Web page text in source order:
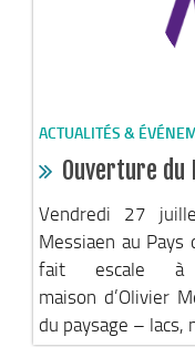
Reconquête
Projet
Aménagement du
Urbanisme
Plan Local
Architecte
Bornes pour
Mobilité
Aménagements
ACTUALITÉS &
Ouverture du
Vendredi 27
Messiaen au Pays
fait escale à
maison d’Olivier
du paysage – lacs,